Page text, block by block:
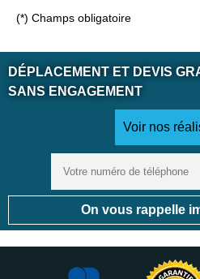
(*) Champs obligatoire
DÉPLACEMENT ET DEVIS
SANS ENGAGEMENT
Voir nos
On vous rappelle